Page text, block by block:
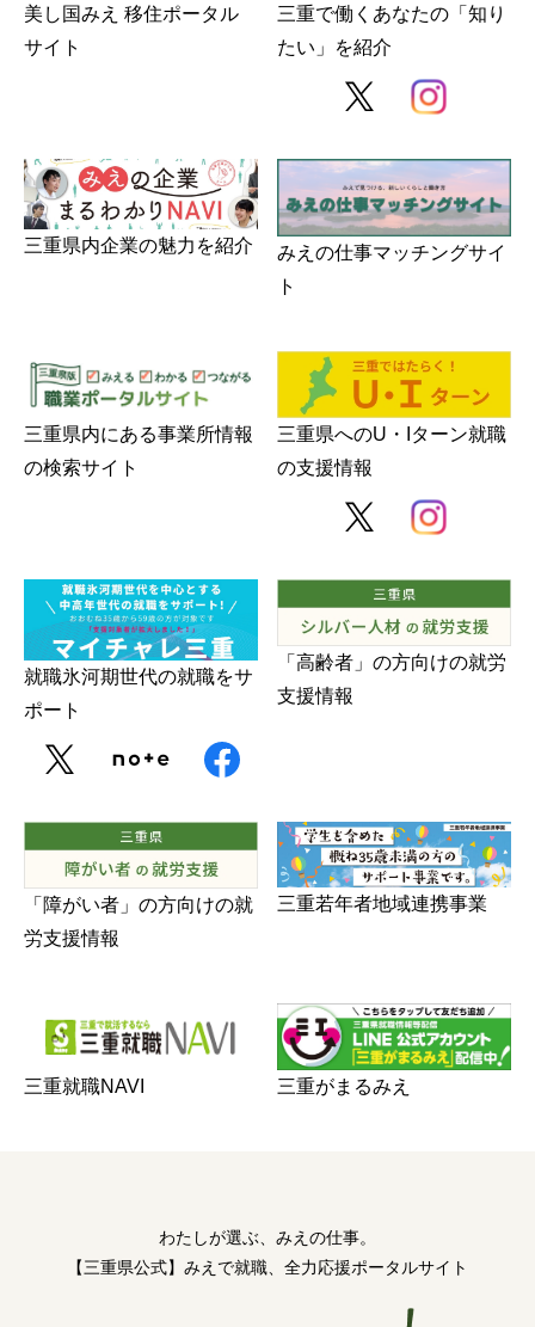
美し国みえ 移住ポータル
サイト
三重で働くあなたの「知り
たい」を紹介
三重県内企業の魅力を紹介
みえの仕事マッチングサイ
ト
三重県内にある事業所情報
の検索サイト
三重県へのU・Iターン就職
の支援情報
就職氷河期世代の就職をサ
ポート
「高齢者」の方向けの就労
支援情報
「障がい者」の方向けの就
労支援情報
三重若年者地域連携事業
三重就職NAVI 三重がまるみえ
わたしが選ぶ、みえの仕事。
【三重県公式】みえで就職、全力応援ポータルサイト